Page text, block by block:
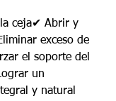
ceja✔ Abrir y
exceso de
el soporte del
un
y natural